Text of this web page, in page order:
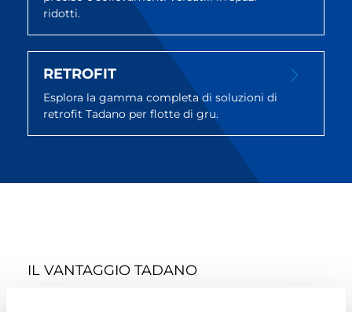
ridotti.
RETROFIT
Esplora la gamma completa di soluzioni di
retrofit Tadano per flotte di gru.
IL VANTAGGIO TADANO